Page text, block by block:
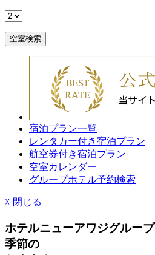
空室検索
宿泊プラン一覧
レンタカー付き宿泊プラン
航空券付き宿泊プラン
空室カレンダー
グループホテル予約検索
☓ 閉じる
ホテルニューアワジグループ
季節の